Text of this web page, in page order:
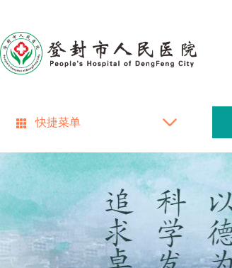
快捷菜单